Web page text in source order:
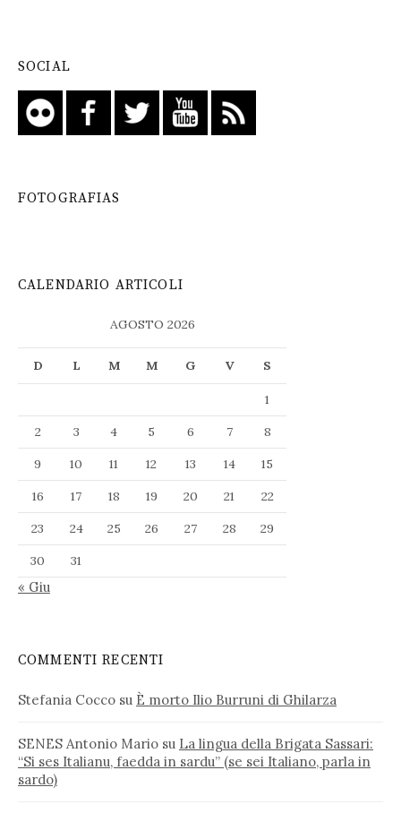
SOCIAL
FOTOGRAFIAS
CALENDARIO ARTICOLI
AGOSTO 2026
D L M M G V S
1
2
3 4 5 6 7
8
9
10 11 12 13 14
15
16
17 18 19 20 21
22
23
24 25 26 27 28
29
30
31
« Giu
COMMENTI RECENTI
Stefania Cocco su È morto Ilio Burruni di Ghilarza
SENES Antonio Mario su La lingua della Brigata Sassari:
“Si ses Italianu, faedda in sardu” (se sei Italiano, parla in
sardo)